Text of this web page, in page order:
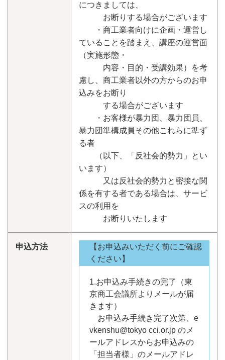
につきましては、
お断りする場合がございます
・商工業者向けに企画・運営し
ていることを踏まえ、講座の運営面
（実施形態・
内容・目的・受講効果）を考
慮し、商工業者以外の方からのお申
込みをお断り
する場合がございます
・お客様が暴力団、暴力団員、
暴力団準構成員その他これらに準ず
る者
（以下、「反社会的勢力」とい
います）
又は反社会的勢力と密接な関
係を有する者である場合は、サービ
スの利用を
お断りいたします
申込方法
【お申込みいただく前にご確認
ください】
1.お申込み手続きの完了（東
京商工会議所よりメールが届
きます）
お申込み手続き完了次第、e
vkenshu@tokyo cci.or.jp のメ
ールアドレスからお申込みの
「担当者様」のメールアドレ